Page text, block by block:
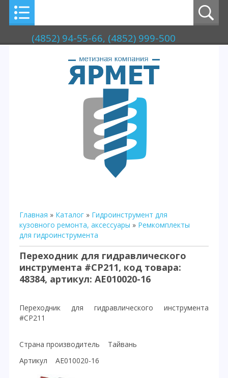
(4852) 94-55-66, (4852) 999-500
Главная » Каталог » Гидроинструмент для
кузовного ремонта, аксессуары » Ремкомплекты
для гидроинструмента
Переходник для гидравлического
инструмента #СP211, код товара:
48384, артикул: AE010020-16
Переходник для гидравлического инструмента
#СP211
Страна производитель Тайвань
Артикул AE010020-16